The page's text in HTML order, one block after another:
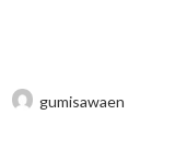
gumisawaen